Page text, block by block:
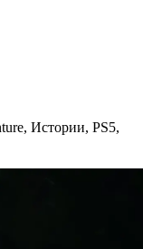
, Истории, PS5,